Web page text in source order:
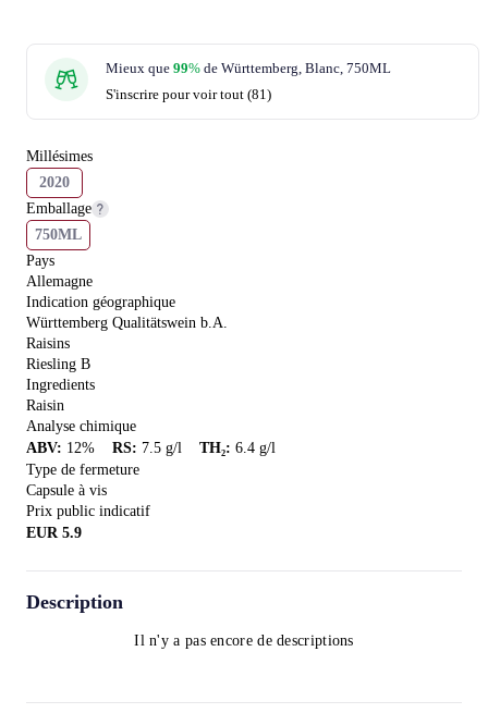
Mieux que 99% de Württemberg, Blanc, 750ML
S'inscrire pour voir tout (81)
Millésimes
2020
Emballage
750ML
Pays
Allemagne
Indication géographique
Württemberg Qualitätswein b.A.
Raisins
Riesling B
Ingredients
Raisin
Analyse chimique
ABV: 12% RS: 7.5 g/l TH₂: 6.4 g/l
Type de fermeture
Capsule à vis
Prix public indicatif
EUR 5.9
Description
Il n'y a pas encore de descriptions